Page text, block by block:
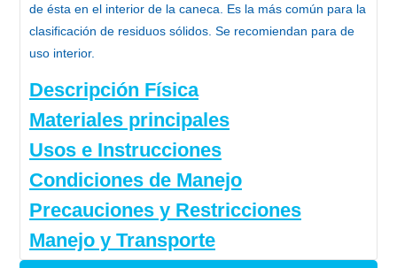
de ésta en el interior de la caneca. Es la más común para la
clasificación de residuos sólidos. Se recomiendan para de
uso interior.
Descripción Física
Materiales principales
Usos e Instrucciones
Condiciones de Manejo
Precauciones y Restricciones
Manejo y Transporte